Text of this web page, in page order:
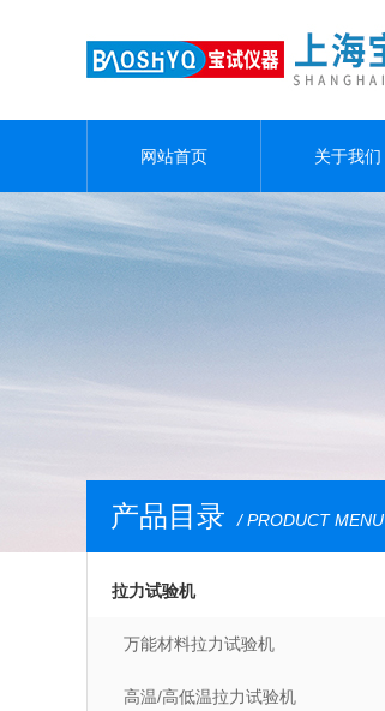
网站首页 关于我们
产品目录 / PRODUCT MENU
拉力试验机
万能材料拉力试验机
高温/高低温拉力试验机